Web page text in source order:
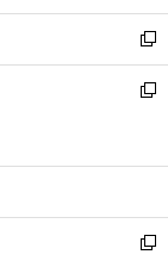
開
く
ウ
で
開
く
ン
ド
ウ
で
ウ
ィ
ン
ド
開
新
し
い
ン
ウ
で
新
ウ
ン
ド
新